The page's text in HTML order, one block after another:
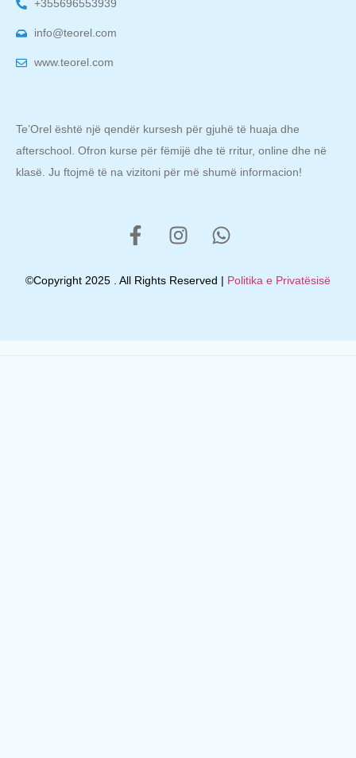
+355696553939
info@teorel.com
www.teorel.com
Te’Orel është një qendër kursesh për gjuhë të huaja dhe
afterschool. Ofron kurse për fëmijë dhe të rritur, online dhe në
klasë. Ju ftojmë të na vizitoni për më shumë informacion!
©Copyright 2025 . All Rights Reserved | Politika e Privatësisë